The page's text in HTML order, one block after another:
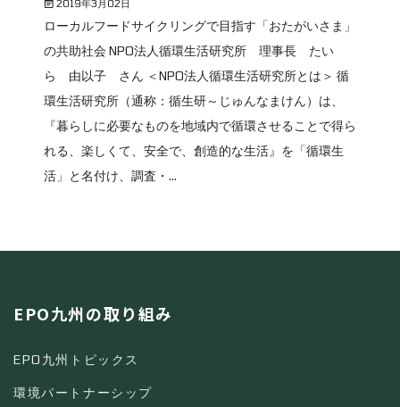
2019年3月02日
ローカルフードサイクリングで目指す「おたがいさま」
の共助社会 NPO法人循環生活研究所 理事長 たい
ら 由以子 さん ＜NPO法人循環生活研究所とは＞ 循
環生活研究所（通称：循生研～じゅんなまけん）は、
『暮らしに必要なものを地域内で循環させることで得ら
れる、楽しくて、安全で、創造的な生活』を「循環生
活」と名付け、調査・...
EPO九州の取り組み
EPO九州トピックス
環境パートナーシップ